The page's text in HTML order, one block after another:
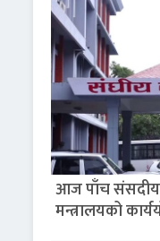
आज पाँच
मन्त्रालयको